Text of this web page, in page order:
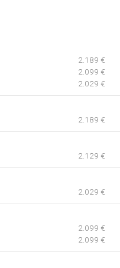
2.189 €
2.099 €
2.029 €
2.189 €
2.129 €
2.029 €
2.099 €
2.099 €